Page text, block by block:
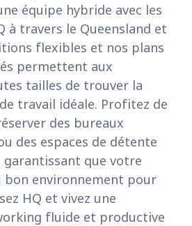
équipe hybride avec les
à travers le Queensland et
flexibles et nos plans
permettent aux
tailles de trouver la
travail idéale. Profitez de
des bureaux
des espaces de détente
garantissant que votre
bon environnement pour
HQ et vivez une
fluide et productive